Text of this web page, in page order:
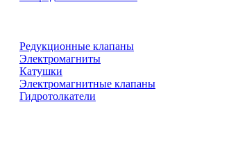
Редукционные клапаны
Электромагниты
Катушки
Электромагнитные клапаны
Гидротолкатели